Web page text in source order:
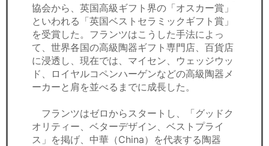
協会から、英国高級ギフト界の「オスカー賞」
といわれる「英国ベストセラミックギフト賞」
を受賞した。フランツはこうした手法によっ
て、世界各国の高級陶器ギフト専門店、百貨店
に浸透し、現在では、マイセン、ウェッジウッ
ド、ロイヤルコペンハーゲンなどの高級陶器メ
ーカーと肩を並べるまでに成長した。
フランツはゼロからスタートし、「グッドク
オリティー、ベターデザイン、ベストプライ
ス」を掲げ、中華（China）を代表する陶器